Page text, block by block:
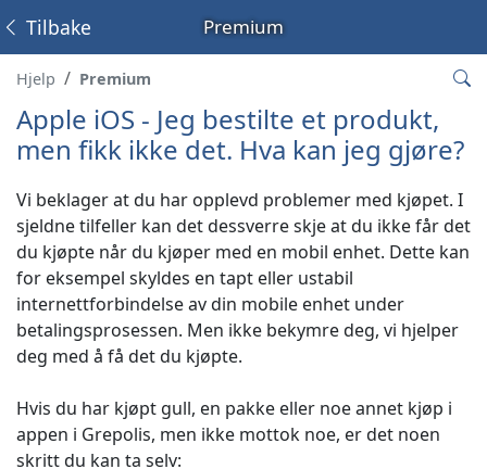
Premium
Tilbake
Hjelp Premium
Apple iOS - Jeg bestilte et produkt,
men fikk ikke det. Hva kan jeg gjøre?
Vi beklager at du har opplevd problemer med kjøpet. I
sjeldne tilfeller kan det dessverre skje at du ikke får det
du kjøpte når du kjøper med en mobil enhet. Dette kan
for eksempel skyldes en tapt eller ustabil
internettforbindelse av din mobile enhet under
betalingsprosessen. Men ikke bekymre deg, vi hjelper
deg med å få det du kjøpte.
Hvis du har kjøpt gull, en pakke eller noe annet kjøp i
appen i Grepolis, men ikke mottok noe, er det noen
skritt du kan ta selv: